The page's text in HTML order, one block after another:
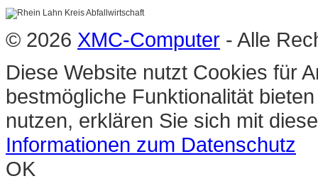
© 2026 XMC-Computer - Alle
Diese Website nutzt Cookies für
bestmögliche Funktionalität
nutzen, erklären Sie sich mit
Informationen zum Datenschutz
OK